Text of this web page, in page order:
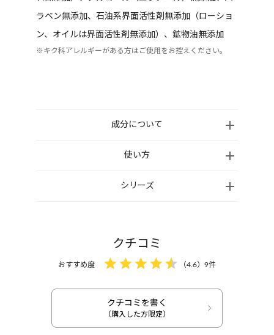
ラベン無添加、石油系界面活性剤無添加（ローショ
ン、オイルは界面活性剤無添加）、鉱物油無添加
※キク科アレルギーがある方はご使用をお控えください。
成分について
●カレンデュラ手づみクレンジング：水、ヤシ油脂肪
ロキサン、フェニルトリメチコン、BG、エチルヘキ
酸ジ（コレステリル/オクチルドデシル）、トウキン
センカ花エキス、乳酸桿菌/トウキンセンカ花エキス
ダ樹皮エキス、ハトムギ種子エキス、カルボキシメ
チルヒアルロン酸Na、ポリクオタニウム-51、トリ
（ベヘン酸/イソステアリン酸/エイコサン二酸）グ
使い方
カレンデュラ手づみクレンジング
手のひらに適量の泡をとり、その泡を顔全体になじ
ませてやさしく洗います。人肌程度の温度の流水で
30回ほど十分にすすぎ、タオルで軽くおさえて肌の
シリーズ
カレンデュラ手づみク
石鹸
カレンデュラ手づみ石
クチコミ
おすすめ度 （4.6） 9件
クチコミを書く
（購入した方限定）